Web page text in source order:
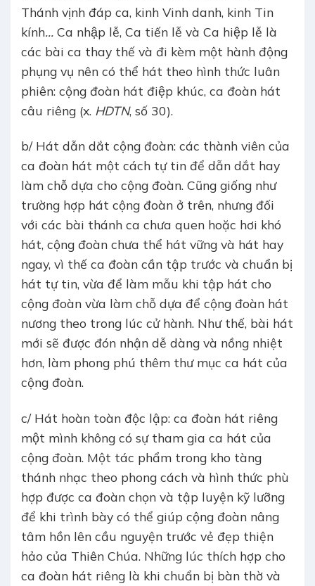
Thánh vịnh đáp ca, kinh Vinh danh, kinh Tin
kính… Ca nhập lễ, Ca tiến lễ và Ca hiệp lễ là
các bài ca thay thế và đi kèm một hành động
phụng vụ nên có thể hát theo hình thức luân
phiên: cộng đoàn hát điệp khúc, ca đoàn hát
câu riêng (x. HDTN, số 30).
b/ Hát dẫn dắt cộng đoàn: các thành viên của
ca đoàn hát một cách tự tin để dẫn dắt hay
làm chỗ dựa cho cộng đoàn. Cũng giống như
trường hợp hát cộng đoàn ở trên, nhưng đối
với các bài thánh ca chưa quen hoặc hơi khó
hát, cộng đoàn chưa thể hát vững và hát hay
ngay, vì thế ca đoàn cần tập trước và chuẩn bị
hát tự tin, vừa để làm mẫu khi tập hát cho
cộng đoàn vừa làm chỗ dựa để cộng đoàn hát
nương theo trong lúc cử hành. Như thế, bài hát
mới sẽ được đón nhận dễ dàng và nồng nhiệt
hơn, làm phong phú thêm thư mục ca hát của
cộng đoàn.
c/ Hát hoàn toàn độc lập: ca đoàn hát riêng
một mình không có sự tham gia ca hát của
cộng đoàn. Một tác phẩm trong kho tàng
thánh nhạc theo phong cách và hình thức phù
hợp được ca đoàn chọn và tập luyện kỹ lưỡng
để khi trình bày có thể giúp cộng đoàn nâng
tâm hồn lên cầu nguyện trước vẻ đẹp thiện
hảo của Thiên Chúa. Những lúc thích hợp cho
ca đoàn hát riêng là khi chuẩn bị bàn thờ và